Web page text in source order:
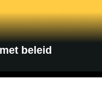
beleid